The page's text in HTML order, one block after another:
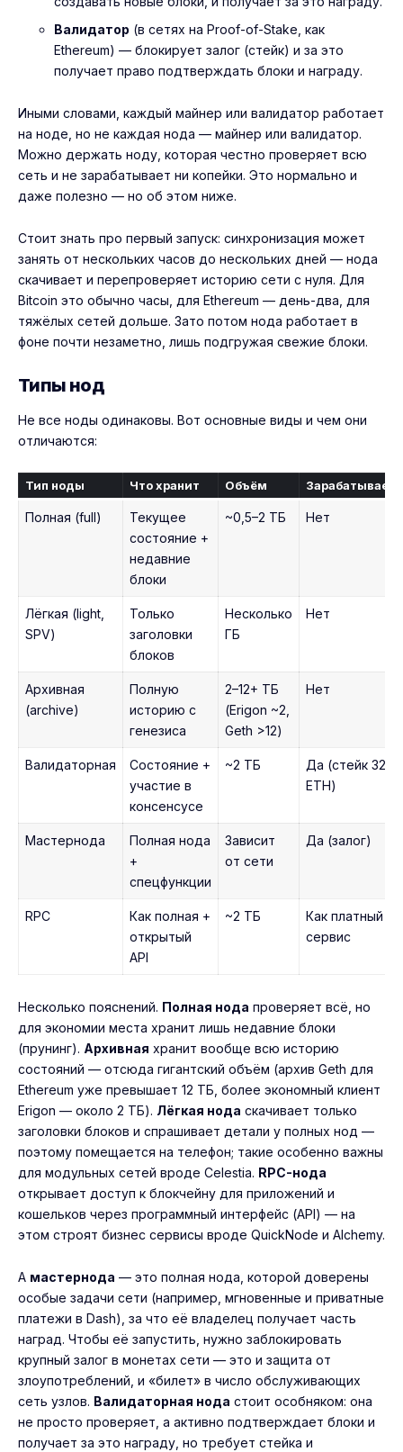
Валидатор (в сетях на Proof-of-Stake, как
Ethereum) — блокирует залог (стейк) и за это
получает право подтверждать блоки и награду.
Иными словами, каждый майнер или валидатор работает
на ноде, но не каждая нода — майнер или валидатор.
Можно держать ноду, которая честно проверяет всю
сеть и не зарабатывает ни копейки. Это нормально и
даже полезно — но об этом ниже.
Стоит знать про первый запуск: синхронизация может
занять от нескольких часов до нескольких дней — нода
скачивает и перепроверяет историю сети с нуля. Для
Bitcoin это обычно часы, для Ethereum — день-два, для
тяжёлых сетей дольше. Зато потом нода работает в
фоне почти незаметно, лишь подгружая свежие блоки.
Типы нод
Не все ноды одинаковы. Вот основные виды и чем они
отличаются:
Тип ноды Что хранит Объём Зарабатывает?
Полная (full)
Текущее
состояние +
недавние
блоки
~0,5–2 ТБ Нет
Лёгкая (light,
SPV)
Только
заголовки
блоков
Несколько
ГБ
Нет
Архивная
(archive)
Полную
историю с
генезиса
2–12+ ТБ
(Erigon ~2,
Geth >12)
Нет
Валидаторная
Состояние +
участие в
консенсусе
~2 ТБ
Да (стейк 32
ETH)
Мастернода
Полная нода
+
спецфункции
Зависит
от сети
Да (залог)
RPC
Как полная +
открытый
API
~2 ТБ
Как платный
сервис
Несколько пояснений. Полная нода проверяет всё, но
для экономии места хранит лишь недавние блоки
(прунинг). Архивная хранит вообще всю историю
состояний — отсюда гигантский объём (архив Geth для
Ethereum уже превышает 12 ТБ, более экономный клиент
Erigon — около 2 ТБ). Лёгкая нода скачивает только
заголовки блоков и спрашивает детали у полных нод —
поэтому помещается на телефон; такие особенно важны
для модульных сетей вроде Celestia. RPC-нода
открывает доступ к блокчейну для приложений и
кошельков через программный интерфейс (API) — на
этом строят бизнес сервисы вроде QuickNode и Alchemy.
А мастернода — это полная нода, которой доверены
особые задачи сети (например, мгновенные и приватные
платежи в Dash), за что её владелец получает часть
наград. Чтобы её запустить, нужно заблокировать
крупный залог в монетах сети — это и защита от
злоупотреблений, и «билет» в число обслуживающих
сеть узлов. Валидаторная нода стоит особняком: она
не просто проверяет, а активно подтверждает блоки и
получает за это награду, но требует стейка и